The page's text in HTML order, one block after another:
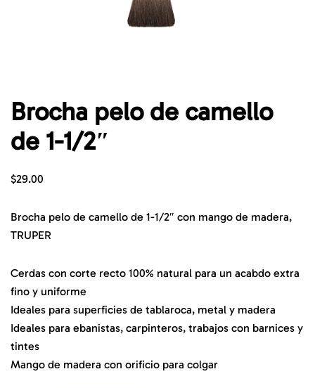
Brocha pelo de camello
de 1-1/2″
$29.00
Brocha pelo de camello de 1-1/2″ con mango de madera,
TRUPER
Cerdas con corte recto 100% natural para un acabdo extra
fino y uniforme
Ideales para superficies de tablaroca, metal y madera
Ideales para ebanistas, carpinteros, trabajos con barnices y
tintes
Mango de madera con orificio para colgar